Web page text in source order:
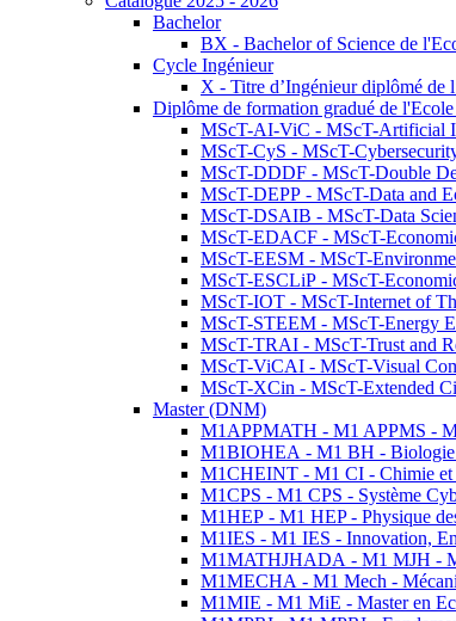
Bachelor
BX - Bachelor of Science de
Cycle Ingénieur
X - Titre d’Ingénieur diplômé de
Diplôme de formation gradué de
MScT-AI-ViC - MScT-Artificial
MScT-CyS - MScT-
MScT-DDDF - MScT-Double
MScT-DEPP - MScT-Data and
MScT-DSAIB - MScT-Data
MScT-EDACF - MScT-
MScT-EESM - MScT-
MScT-ESCLiP - MScT-
MScT-IOT - MScT-Internet of
MScT-STEEM - MScT-Energy
MScT-TRAI - MScT-Trust and
MScT-ViCAI - MScT-Visual
MScT-XCin - MScT-Extended
Master (DNM)
M1APPMATH - M1 APPMS -
M1BIOHEA - M1 BH - Biologie
M1CHEINT - M1 CI - Chimie et
M1CPS - M1 CPS - Système
M1HEP - M1 HEP - Physique
M1IES - M1 IES - Innovation,
M1MATHJHADA - M1 MJH -
M1MECHA - M1 Mech -
M1MIE - M1 MiE - Master en